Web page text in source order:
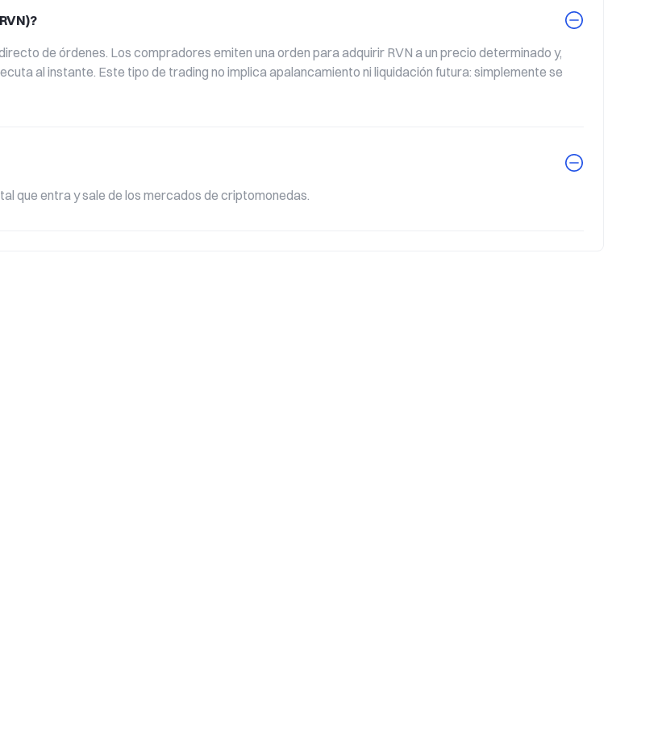
de órdenes. Los compradores emiten una orden para adquirir RVN a un precio determinado y,
al instante. Este tipo de trading no implica apalancamiento ni liquidación futura: simplemente se
que entra y sale de los mercados de criptomonedas.